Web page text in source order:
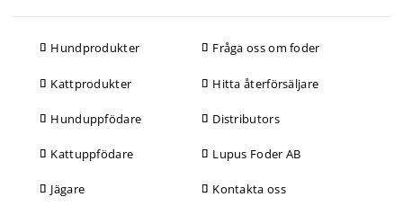
Hundprodukter
Kattprodukter
Hunduppfödare
Kattuppfödare
Jägare
Fråga oss om foder
Hitta återförsäljare
Distributors
Lupus Foder AB
Kontakta oss